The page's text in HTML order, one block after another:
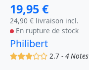
19,95 €
24,90 € livraison incl.
En rupture de stock
Philibert
(x)(x)(x)() ()2.7 -4 Notes